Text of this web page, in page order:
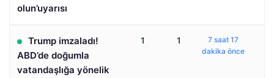
olun’uyarısı
Trump imzaladı!
ABD’de doğumla
vatandaşlığa yönelik
1 1
7 saat 17
dakika önce